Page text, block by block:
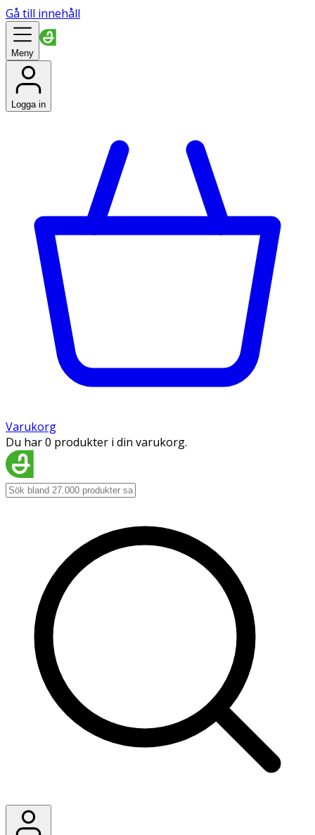
Gå till innehåll
Meny
Logga in
Varukorg
Du har 0 produkter i din varukorg.